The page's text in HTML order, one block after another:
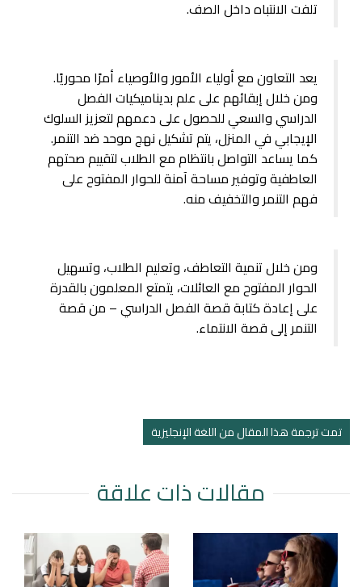
تلفت الانتباه داخل الصف.
يعد التعاون مع أولياء الأمور والأوصياء أمرًا محوريًا.
ومن خلال إبقائهم على علم بديناميكيات الفصل
الدراسي والسعي للحصول على دعمهم لتعزيز السلوك
الإيجابي في المنزل، يتم تشكيل نهج موحد ضد التنمر.
كما يساعد التواصل بانتظام مع الطلاب لتقييم صحتهم
العاطفية وتوفير مساحة آمنة للحوار المفتوح على
فهم التنمر والتخفيف منه.
ومن خلال تنمية التعاطف، وتعليم الطلاب، وتسهيل
الحوار المفتوح مع العائلات، يتمتع المعلمون بالقدرة
على إعادة كتابة قصة الفصل الدراسي – من قصة
التنمر إلى قصة الانتماء.
تمت ترجمة هذا المقال من اللغة الإنجليزية
مقالات ذات علاقة